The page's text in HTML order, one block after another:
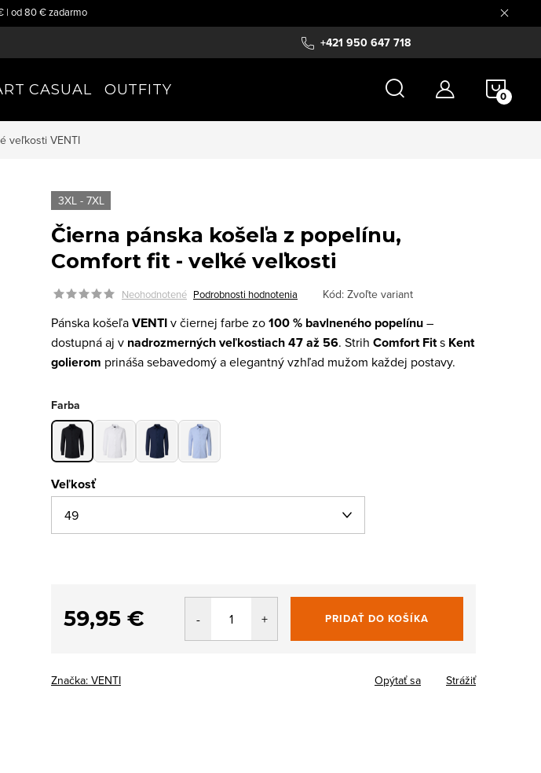
| od 80 € zadarmo
+421 950 647 718
CASUAL OUTFITY
veľkosti VENTI
3XL - 7XL
Čierna pánska košeľa z popelínu,
Comfort fit - veľké veľkosti
Neohodnotené Podrobnosti hodnotenia Kód: Zvoľte variant
Pánska košeľaVENTIv čiernej farbe zo100 % bavlneného popelínu–
dostupná aj v nadrozmerných veľkostiach 47 až 56. Strih Comfort Fits Kent
golierom prináša sebavedomý a elegantný vzhľad mužom každej postavy.
Farba
Veľkosť
59,95 €
Jednotková
cena:
PRIDAŤ DO KOŠÍKA
Značka: VENTI Opýtať sa Strážiť